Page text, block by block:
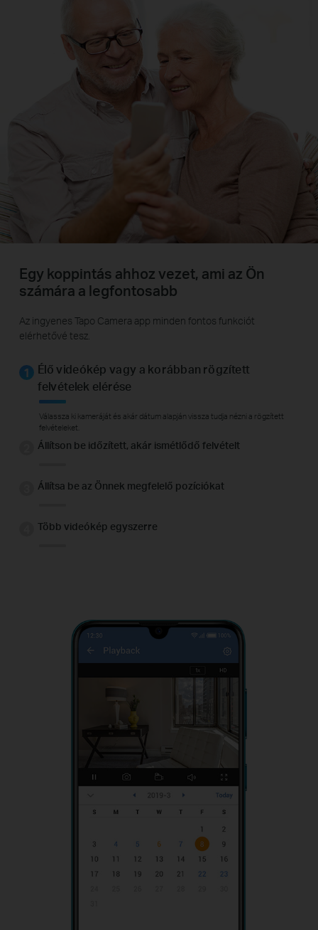
Egy koppintás ahhoz vezet, ami az Ön
számára a legfontosabb
Az ingyenes Tapo Camera app minden fontos funkciót
elérhetővé tesz.
Élő videókép vagy a korábban rögzített
felvételek elérése
Válassza ki kameráját és akár dátum alapján vissza tudja nézni a rögzített
felvételeket.
Állítson be időzített, akár ismétlődő felvételt
Állítsa be az Önnek megfelelő pozíciókat
Több videókép egyszerre